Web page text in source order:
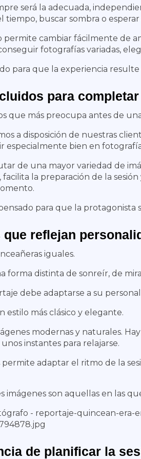
será la adecuada,
tiempo, buscar sombra o
permite cambiar fácilmente de
fotografías variadas,
para que la experiencia
para
que más preocupa antes de
a disposición de nuestras
especialmente bien en
de una mayor variedad de
facilita la preparación de la
para que la
que reflejan
iguales.
forma distinta de sonreír, de
debe adaptarse a su
estilo más clásico y elegante.
modernas y naturales.
instantes para relajarse.
permite adaptar el ritmo de la
imágenes son aquellas en las
de planificar la